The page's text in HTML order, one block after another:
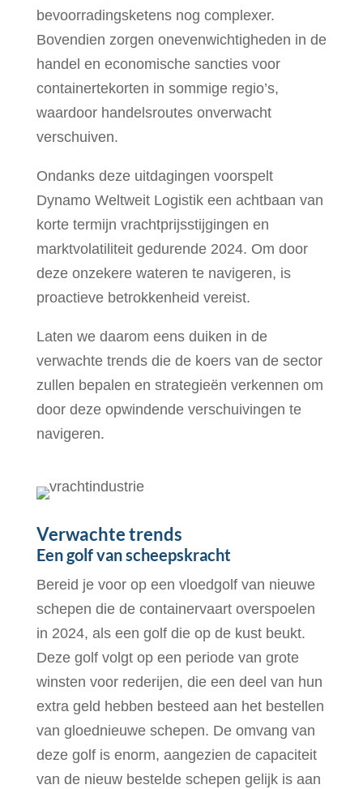
bevoorradingsketens nog complexer.
Bovendien zorgen onevenwichtigheden in de
handel en economische sancties voor
containertekorten in sommige regio’s,
waardoor handelsroutes onverwacht
verschuiven.
Ondanks deze uitdagingen voorspelt
Dynamo Weltweit Logistik een achtbaan van
korte termijn vrachtprijsstijgingen en
marktvolatiliteit gedurende 2024. Om door
deze onzekere wateren te navigeren, is
proactieve betrokkenheid vereist.
Laten we daarom eens duiken in de
verwachte trends die de koers van de sector
zullen bepalen en strategieën verkennen om
door deze opwindende verschuivingen te
navigeren.
Verwachte trends
Een golf van scheepskracht
Bereid je voor op een vloedgolf van nieuwe
schepen die de containervaart overspoelen
in 2024, als een golf die op de kust beukt.
Deze golf volgt op een periode van grote
winsten voor rederijen, die een deel van hun
extra geld hebben besteed aan het bestellen
van gloednieuwe schepen. De omvang van
deze golf is enorm, aangezien de capaciteit
van de nieuw bestelde schepen gelijk is aan